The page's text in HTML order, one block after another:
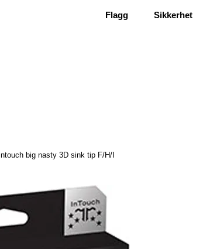
Flagg Sikkerhet
Intouch big nasty 3D sink tip F/H/I